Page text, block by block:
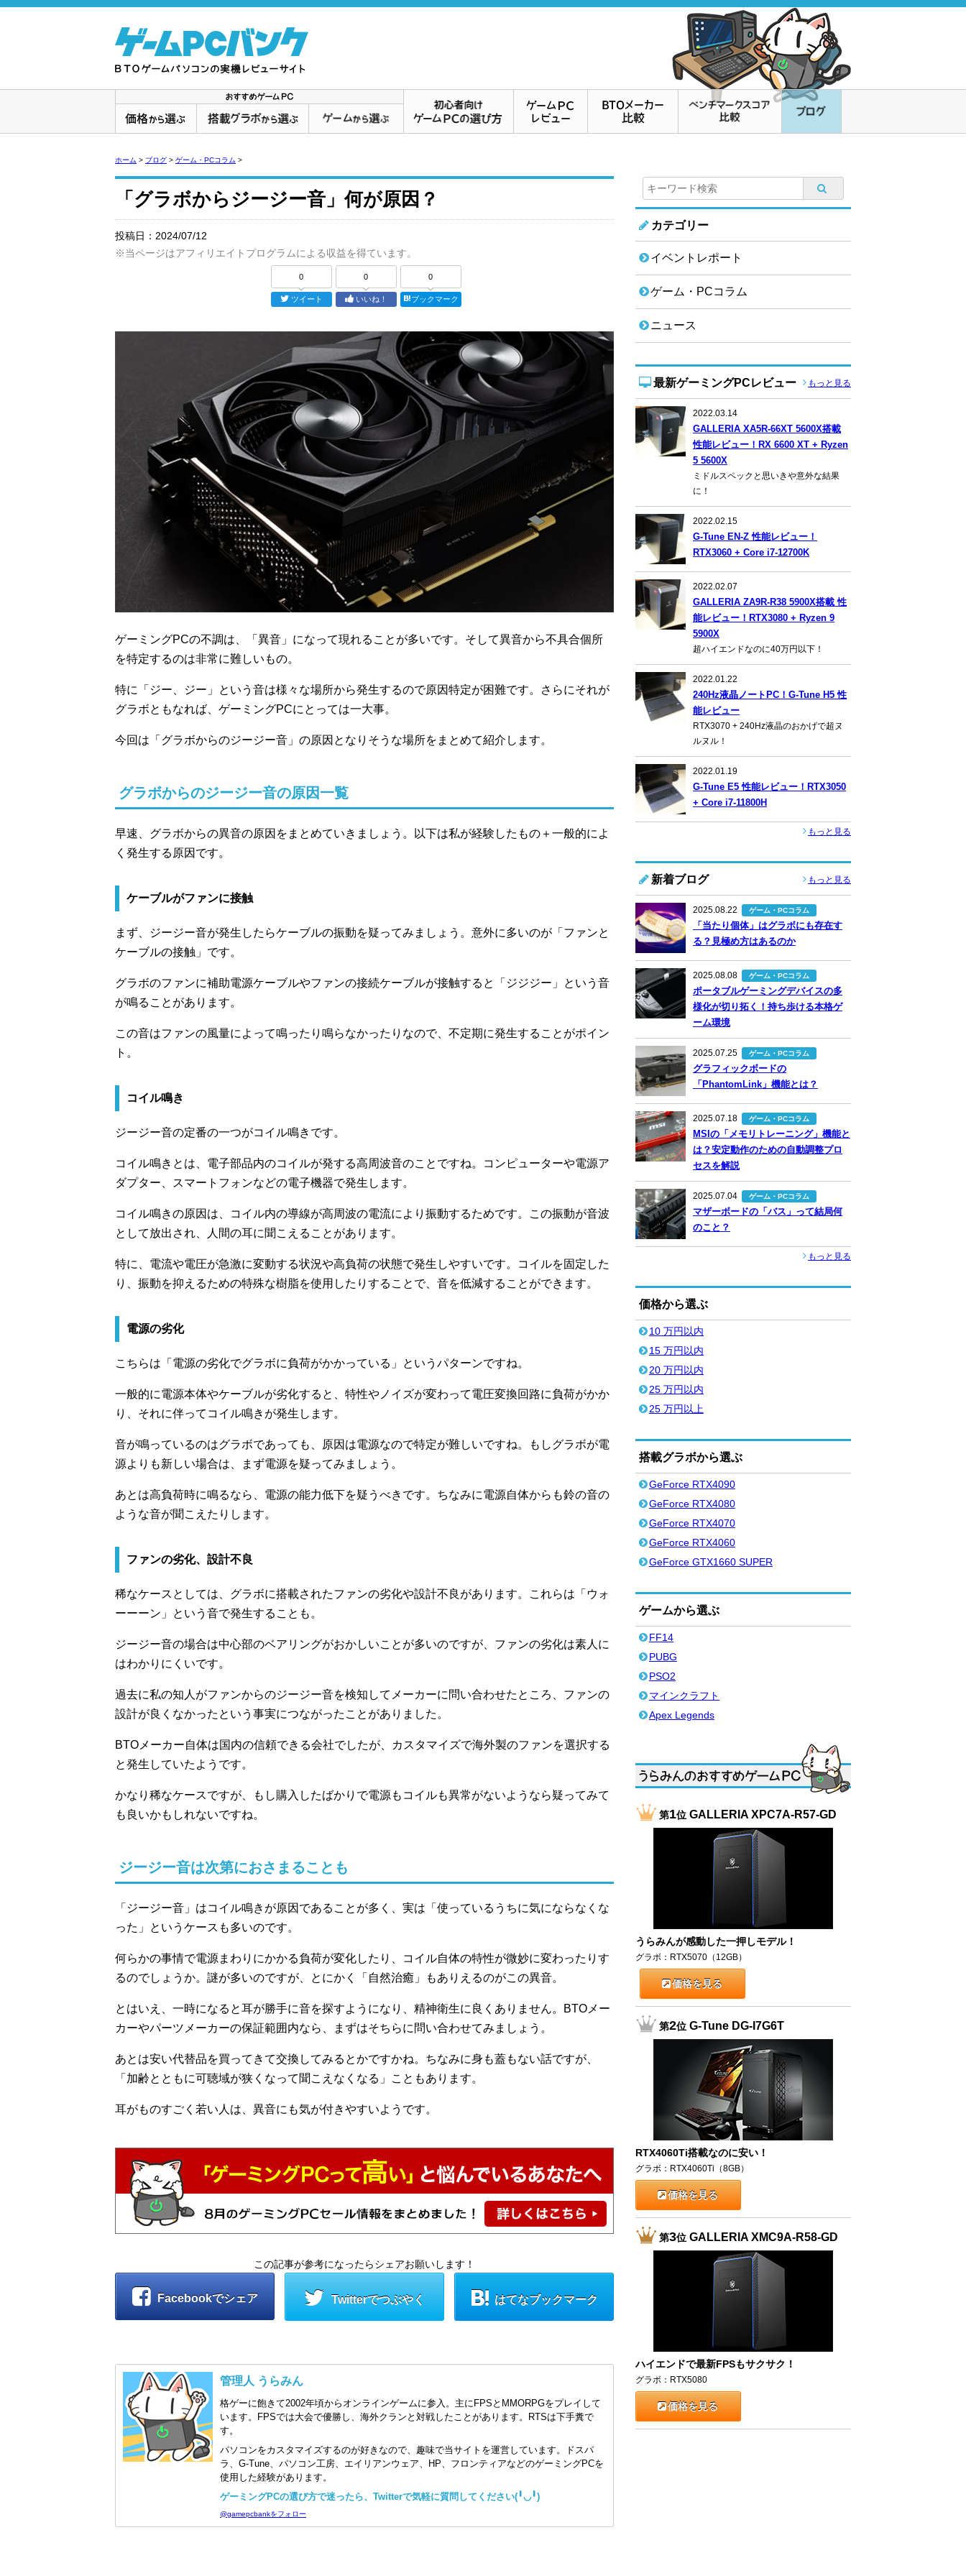
ホーム > ブログ > ゲーム・PCコラム >
「グラボからジージー音」何が原因？
投稿日： 2024/07/12
※当ページはアフィリエイトプログラムによる収益を得ています。
0
ツイート
0
いいね！
0
ブックマーク
ゲーミングPCの不調は、「異音」になって現れることが多いです。そして異音から不具合個所
を特定するのは非常に難しいもの。
特に「ジー、ジー」という音は様々な場所から発生するので原因特定が困難です。さらにそれが
グラボともなれば、ゲーミングPCにとっては一大事。
今回は「グラボからのジージー音」の原因となりそうな場所をまとめて紹介します。
グラボからのジージー音の原因一覧
早速、グラボからの異音の原因をまとめていきましょう。以下は私が経験したもの＋一般的によ
く発生する原因です。
ケーブルがファンに接触
まず、ジージー音が発生したらケーブルの振動を疑ってみましょう。意外に多いのが「ファンと
ケーブルの接触」です。
グラボのファンに補助電源ケーブルやファンの接続ケーブルが接触すると「ジジジー」という音
が鳴ることがあります。
この音はファンの風量によって鳴ったり鳴らなかったりなので、不定期に発生することがポイン
ト。
コイル鳴き
ジージー音の定番の一つがコイル鳴きです。
コイル鳴きとは、電子部品内のコイルが発する高周波音のことですね。コンピューターや電源ア
ダプター、スマートフォンなどの電子機器で発生します。
コイル鳴きの原因は、コイル内の導線が高周波の電流により振動するためです。この振動が音波
として放出され、人間の耳に聞こえることがあります。
特に、電流や電圧が急激に変動する状況や高負荷の状態で発生しやすいです。コイルを固定した
り、振動を抑えるための特殊な樹脂を使用したりすることで、音を低減することができます。
電源の劣化
こちらは「電源の劣化でグラボに負荷がかかっている」というパターンですね。
一般的に電源本体やケーブルが劣化すると、特性やノイズが変わって電圧変換回路に負荷がかか
り、それに伴ってコイル鳴きが発生します。
音が鳴っているのはグラボであっても、原因は電源なので特定が難しいですね。もしグラボが電
源よりも新しい場合は、まず電源を疑ってみましょう。
あとは高負荷時に鳴るなら、電源の能力低下を疑うべきです。ちなみに電源自体からも鈴の音の
ような音が聞こえたりします。
ファンの劣化、設計不良
稀なケースとしては、グラボに搭載されたファンの劣化や設計不良があります。これらは「ウォ
ーーーン」という音で発生することも。
ジージー音の場合は中心部のベアリングがおかしいことが多いのですが、ファンの劣化は素人に
はわかりにくいです。
過去に私の知人がファンからのジージー音を検知してメーカーに問い合わせたところ、ファンの
設計が良くなかったという事実につながったことがありました。
BTOメーカー自体は国内の信頼できる会社でしたが、カスタマイズで海外製のファンを選択する
と発生していたようです。
かなり稀なケースですが、もし購入したばかりで電源もコイルも異常がないようなら疑ってみて
も良いかもしれないですね。
ジージー音は次第におさまることも
「ジージー音」はコイル鳴きが原因であることが多く、実は「使っているうちに気にならなくな
った」というケースも多いのです。
何らかの事情で電源まわりにかかる負荷が変化したり、コイル自体の特性が微妙に変わったりす
るのでしょうか。謎が多いのですが、とにかく「自然治癒」もありえるのがこの異音。
とはいえ、一時になると耳が勝手に音を探すようになり、精神衛生に良くありません。BTOメー
カーやパーツメーカーの保証範囲内なら、まずはそちらに問い合わせてみましょう。
あとは安い代替品を買ってきて交換してみるとかですかね。ちなみに身も蓋もない話ですが、
「加齢とともに可聴域が狭くなって聞こえなくなる」こともあります。
耳がものすごく若い人は、異音にも気が付きやすいようです。
この記事が参考になったらシェアお願いします！
Facebookでシェア Twitterでつぶやく はてなブックマーク
管理人 うらみん
格ゲーに飽きて2002年頃からオンラインゲームに参入。主にFPSとMMORPGをプレイして
います。FPSでは大会で優勝し、海外クランと対戦したことがあります。RTSは下手糞で
す。
パソコンをカスタマイズするのが好きなので、趣味で当サイトを運営しています。ドスパ
ラ、G-Tune、パソコン工房、エイリアンウェア、HP、フロンティアなどのゲーミングPCを
使用した経験があります。
ゲーミングPCの選び方で迷ったら、Twitterで気軽に質問してください(╹◡╹)
@gamepcbankをフォロー
カテゴリー
イベントレポート
ゲーム・PCコラム
ニュース
最新ゲーミングPCレビュー もっと見る
2022.03.14
GALLERIA XA5R-66XT 5600X搭載
性能レビュー！RX 6600 XT + Ryzen
5 5600X
ミドルスペックと思いきや意外な結果
に！
2022.02.15
G-Tune EN-Z 性能レビュー！
RTX3060 + Core i7-12700K
2022.02.07
GALLERIA ZA9R-R38 5900X搭載 性
能レビュー！RTX3080 + Ryzen 9
5900X
超ハイエンドなのに40万円以下！
2022.01.22
240Hz液晶ノートPC！G-Tune H5 性
能レビュー
RTX3070 + 240Hz液晶のおかげで超ヌ
ルヌル！
2022.01.19
G-Tune E5 性能レビュー！RTX3050
+ Core i7-11800H
もっと見る
新着ブログ もっと見る
2025.08.22 ゲーム・PCコラム
「当たり個体」はグラボにも存在す
る？見極め方はあるのか
2025.08.08 ゲーム・PCコラム
ポータブルゲーミングデバイスの多
様化が切り拓く！持ち歩ける本格ゲ
ーム環境
2025.07.25 ゲーム・PCコラム
グラフィックボードの
「PhantomLink」機能とは？
2025.07.18 ゲーム・PCコラム
MSIの「メモリトレーニング」機能と
は？安定動作のための自動調整プロ
セスを解説
2025.07.04 ゲーム・PCコラム
マザーボードの「バス」って結局何
のこと？
もっと見る
価格から選ぶ
10 万円以内
15 万円以内
20 万円以内
25 万円以内
25 万円以上
搭載グラボから選ぶ
GeForce RTX4090
GeForce RTX4080
GeForce RTX4070
GeForce RTX4060
GeForce GTX1660 SUPER
ゲームから選ぶ
FF14
PUBG
PSO2
マインクラフト
Apex Legends
第1位GALLERIA XPC7A-R57-GD
うらみんが感動した一押しモデル！
グラボ：RTX5070（12GB）
価格を見る
第2位G-Tune DG-I7G6T
RTX4060Ti搭載なのに安い！
グラボ：RTX4060Ti（8GB）
価格を見る
第3位GALLERIA XMC9A-R58-GD
ハイエンドで最新FPSもサクサク！
グラボ：RTX5080
価格を見る